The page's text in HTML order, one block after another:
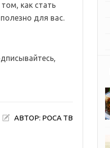
как стать
для вас.
АВТОР: РОСА ТВ